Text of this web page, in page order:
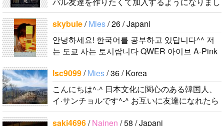
게 유익한 정
보를 주고 받
을수 있는 친
구가 되..
は文化や食べ
物です。 特
に街の雰囲気
が..
로 한국에 오
시면 가이드
해 드릴..
くことや運動
が好きで、時
間がある時は
釣りに行くの
が本当に大好
きです。最近
はいい釣りス
ポットを探し
たり、ノリの
いい音..
た。 日本文化をたくさん好きです。 食べ物も
好きですが特別に服を本当に好きです。..
skybule/Mies/ 26 / Japani
안녕하세요! 한국어를 공부하고 있답니다^^ 저
는 도쿄 사는 토시랍니다 QWER 아이브 A-Pink
東方神起(5명) 하이라이트 세븐어클락 볼빨간사
춘기 JYJ AOA 9muses 좋아해요ㅎㅎㅎ 같이 한
국어..
lsc9099/Mies/ 36 / Korea
こんにちは^-^ 日本文化に関心のある韓国人、
イ·サンチョルです^-^ お互いに友達になれたら
いいなと思います^-^ どうぞよろしくお願いし
ます^..
saki4696/Nainen / 58 / Japani